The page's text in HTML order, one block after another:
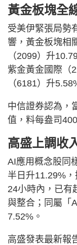
黃金板塊全
受美伊緊張局勢
響，黃金板塊相
（2099）升
紫金黃金國際（
（6181）升
中信證券認為，
值，料每盎司
高盛上調收
AI應用概念股同
半日升11.29%
24小時內，已有
與整合；同屬「
7.52%。
高盛發表最新報